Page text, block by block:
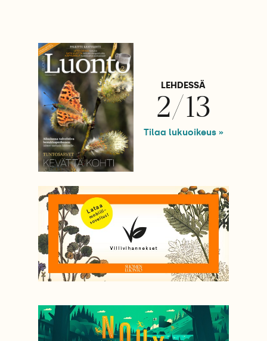
LEHDESSÄ
2/13
Tilaa lukuoikeus »